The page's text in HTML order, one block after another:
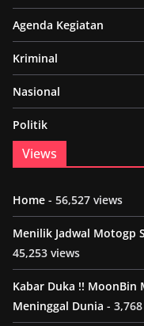
Agenda Kegiatan
Kriminal
Nasional
Politik
Views
Home - 56,527 views
Menilik Jadwal Motogp
45,253 views
Kabar Duka !! MoonBin
Meninggal Dunia -